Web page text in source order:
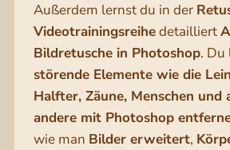
Außerdem lernst du in der
Videotrainingsreihedetailliert
Bildretusche in Photoshop. Du
störende Elemente wie die
Halfter, Zäune, Menschen und
andere mit Photoshop
wie man Bilder erweitert,